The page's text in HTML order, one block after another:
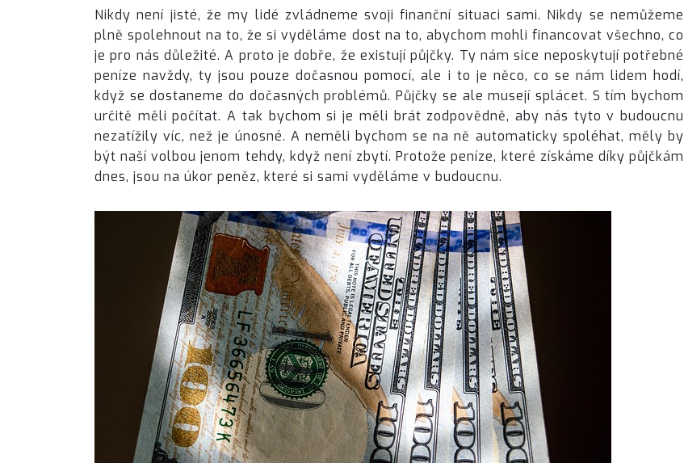
Nikdy není jisté, že my lidé zvládneme svoji finanční situaci sami. Nikdy se nemůžeme
plně spolehnout na to, že si vyděláme dost na to, abychom mohli financovat všechno, co
je pro nás důležité. A proto je dobře, že existují půjčky. Ty nám sice neposkytují potřebné
peníze navždy, ty jsou pouze dočasnou pomocí, ale i to je něco, co se nám lidem hodí,
když se dostaneme do dočasných problémů.Půjčky se ale musejí splácet. S tím bychom
určitě měli počítat. A tak bychom si je měli brát zodpovědně, aby nás tyto v budoucnu
nezatížily víc, než je únosné. A neměli bychom se na ně automaticky spoléhat, měly by
být naší volbou jenom tehdy, když není zbytí. Protože peníze, které získáme díky půjčkám
dnes, jsou na úkor peněz, které si sami vyděláme v budoucnu.